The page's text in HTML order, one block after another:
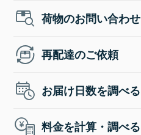
荷物のお問い合わせ
再配達のご依頼
お届け日数を調べる
料金を計算・調べる